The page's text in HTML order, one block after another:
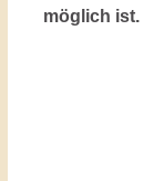
möglich ist.